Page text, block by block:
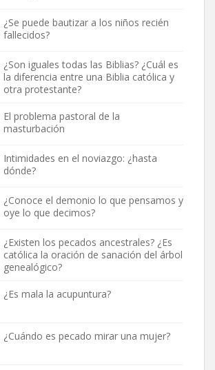
¿Se puede bautizar a los niños recién
fallecidos?
¿Son iguales todas las Biblias? ¿Cuál es
la diferencia entre una Biblia católica y
otra protestante?
El problema pastoral de la
masturbación
Intimidades en el noviazgo: ¿hasta
dónde?
¿Conoce el demonio lo que pensamos y
oye lo que decimos?
¿Existen los pecados ancestrales? ¿Es
católica la oración de sanación del árbol
genealógico?
¿Es mala la acupuntura?
¿Cuándo es pecado mirar una mujer?